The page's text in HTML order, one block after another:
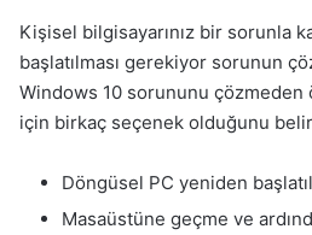
Kişisel bilgisayarınız bir sorunla
başlatılması gerekiyor sorunun
Windows 10 sorununu
için birkaç seçenek olduğunu
Döngüsel PC yeniden
Masaüstüne geçme ve